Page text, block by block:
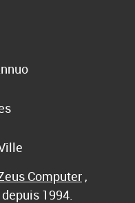
Computer ,
1994.